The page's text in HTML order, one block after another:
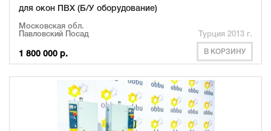
для окон ПВХ (Б/У оборудование)
Московская обл.
Павловский Посад
Турция 2013 г.
1 800 000 р. В КОРЗИНУ